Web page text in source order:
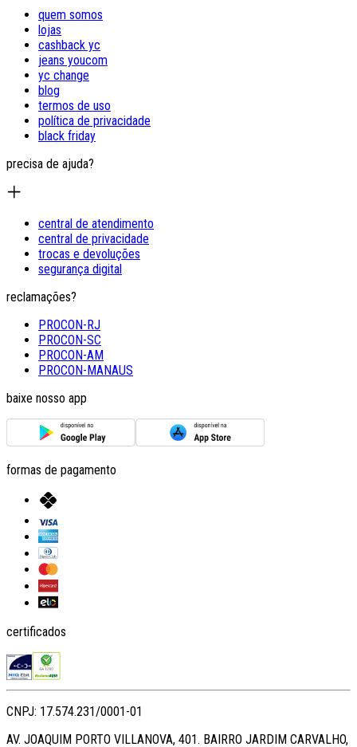
quem somos
lojas
cashback yc
jeans youcom
yc change
blog
termos de uso
política de privacidade
black friday
precisa de ajuda?
central de atendimento
central de privacidade
trocas e devoluções
segurança digital
reclamações?
PROCON-RJ
PROCON-SC
PROCON-AM
PROCON-MANAUS
baixe nosso app
formas de pagamento
certificados
CNPJ: 17.574.231/0001-01
AV. JOAQUIM PORTO VILLANOVA, 401. BAIRRO JARDIM CARVALHO,